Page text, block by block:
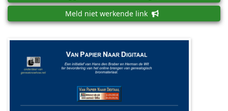
Meld niet werkende link